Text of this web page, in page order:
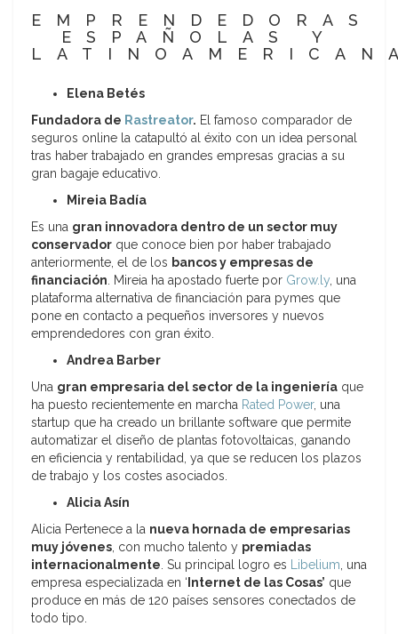
EMPRENDEDORAS
ESPAÑOLAS Y
Elena Betés
Fundadora de Rastreator. El famoso comparador de
seguros online la catapultó al éxito con un idea personal
tras haber trabajado en grandes empresas gracias a su
gran bagaje educativo.
Mireia Badía
Es una gran innovadora dentro de un sector muy
conservador que conoce bien por haber trabajado
anteriormente, el de los bancos y empresas de
financiación. Mireia ha apostado fuerte por Grow.ly, una
plataforma alternativa de financiación para pymes que
pone en contacto a pequeños inversores y nuevos
emprendedores con gran éxito.
Andrea Barber
Una gran empresaria del sector de la ingeniería que
ha puesto recientemente en marcha Rated Power, una
startup que ha creado un brillante software que permite
automatizar el diseño de plantas fotovoltaicas, ganando
en eficiencia y rentabilidad, ya que se reducen los plazos
de trabajo y los costes asociados.
Alicia Asín
Alicia Pertenece a la nueva hornada de empresarias
muy jóvenes, con mucho talento y premiadas
internacionalmente. Su principal logro es Libelium, una
empresa especializada en ‘ Internet de las Cosas’ que
produce en más de 120 países sensores conectados de
todo tipo.